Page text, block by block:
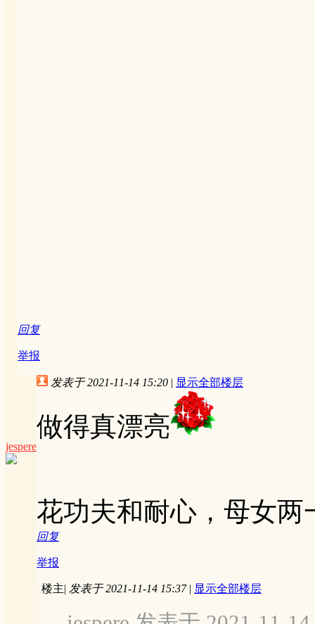
回复
举报
jespere
发表于 2021-11-14 15:20 | 显示全部楼层
做得真漂亮
花功夫和耐心，母女
回复
举报
楼主| 发表于 2021-11-14 15:37 | 显示全部楼层